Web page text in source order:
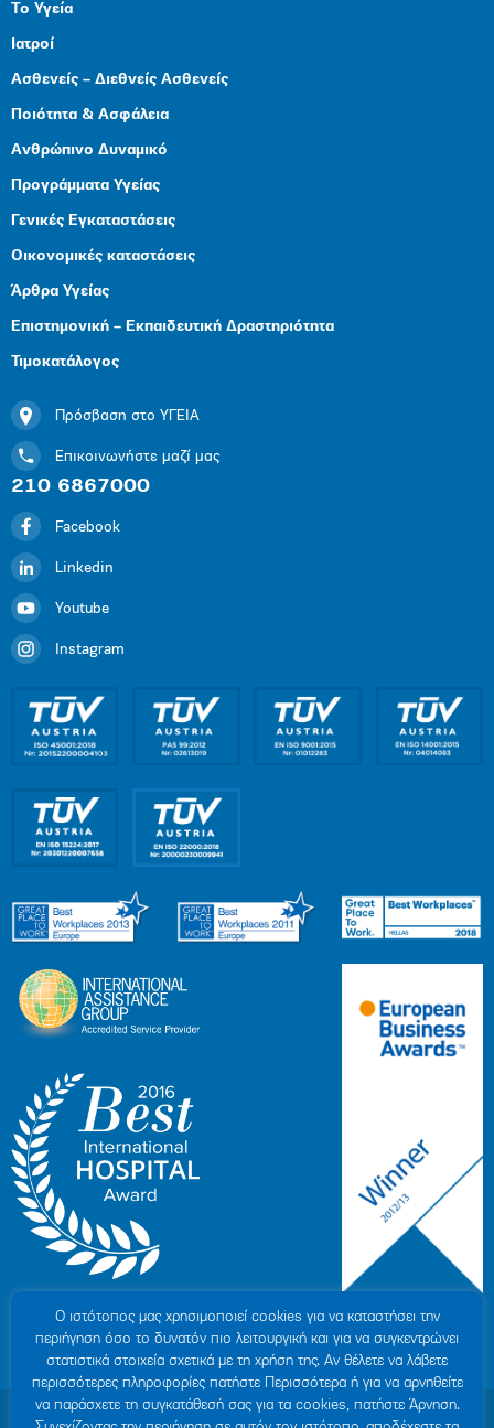
Το Υγεία
Ιατροί
Ασθενείς – Διεθνείς Ασθενείς
Ποιότητα & Ασφάλεια
Ανθρώπινο Δυναμικό
Προγράμματα Υγείας
Γενικές Εγκαταστάσεις
Οικονομικές καταστάσεις
Άρθρα Υγείας
Επιστημονική – Εκπαιδευτική Δραστηριότητα
Τιμοκατάλογος
Πρόσβαση στο ΥΓΕΙΑ
Επικοινωνήστε μαζί μας
210 6867000
Facebook
Linkedin
Youtube
Instagram
© 2007-2026 ΥΓΕΙΑ Μ.Α.Ε | ΓΕΜΗ: 000279901000
Ο ιστότοπoς μας χρησιμοποιεί cookies για να καταστήσει την
περιήγηση όσο το δυνατόν πιο λειτουργική και για να συγκεντρώνει
στατιστικά στοιχεία σχετικά με τη χρήση της. Αν θέλετε να λάβετε
περισσότερες πληροφορίες πατήστε Περισσότερα ή για να αρνηθείτε
να παράσχετε τη συγκατάθεσή σας για τα cookies, πατήστε Άρνηση.